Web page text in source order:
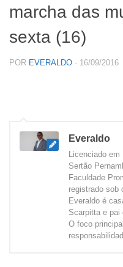
marcha das
sexta (16)
POR EVERALDO · 16/09/2016
Everaldo
Licenciado
Sertão
Faculdade
registrado sob
Everaldo é
Scarpitta e pai
O foco